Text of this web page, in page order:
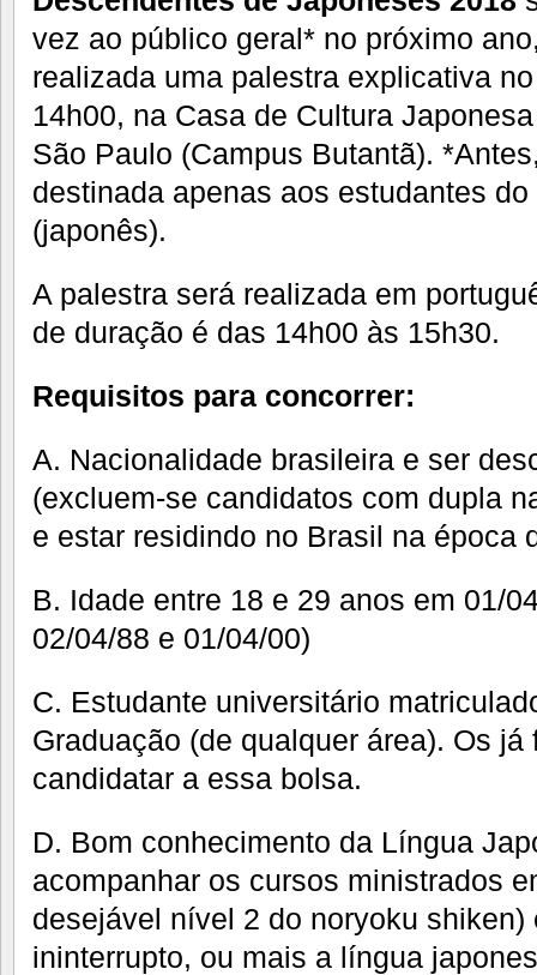
vez ao público geral* no próximo
realizada uma palestra explicativa
14h00, na Casa de Cultura
São Paulo (Campus Butantã).
destinada apenas aos estudantes
(japonês).
A palestra será realizada em
de duração é das 14h00 às 15h30.
Requisitos para concorrer:
A. Nacionalidade brasileira e ser
(excluem-se candidatos com dupla
e estar residindo no Brasil na época
B. Idade entre 18 e 29 anos em 01/
02/04/88 e 01/04/00)
C. Estudante universitário
Graduação (de qualquer área). Os
candidatar a essa bolsa.
D. Bom conhecimento da Língua
acompanhar os cursos ministrados
desejável nível 2 do noryoku shiken)
ininterrupto, ou mais a língua